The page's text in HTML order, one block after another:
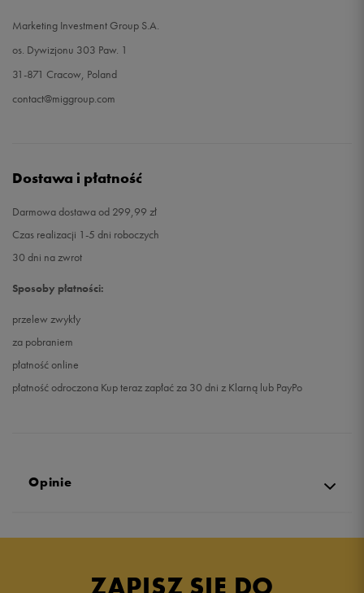
Marketing Investment Group S.A.
os. Dywizjonu 303 Paw. 1
31-871 Cracow, Poland
contact@miggroup.com
Dostawa i płatność
Darmowa dostawa od 299,99 zł
Czas realizacji 1-5 dni roboczych
30 dni na zwrot
Sposoby płatności:
przelew zwykły
za pobraniem
płatność online
płatność odroczona Kup teraz zapłać za 30 dni z Klarną lub PayPo
Opinie
5.0